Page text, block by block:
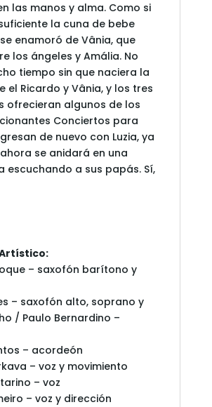
las manos y alma. Como si
la cuna de bebe
enamoró de Vânia, que
los ángeles y Amália. No
tiempo sin que naciera la
el Ricardo y Vânia, y los tres
ofrecieran algunos de los
Conciertos para
de nuevo con Luzia, ya
se anidará en una
escuchando a sus papás. Sí,
– saxofón barítono y
– saxofón alto, soprano y
/ Paulo Bernardino –
– acordeón
– voz y movimiento
– voz
– voz y dirección